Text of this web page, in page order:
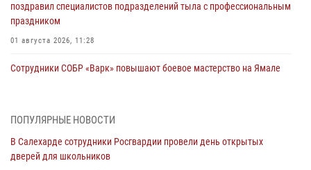
поздравил специалистов подразделений тыла с профессиональным
праздником
01 августа 2026, 11:28
Сотрудники СОБР «Варк» повышают боевое мастерство на Ямале
Офицеры спецназа Росгвардии провели практическое занятие для
29 июля 2026, 10:42
ПОПУЛЯРНЫЕ НОВОСТИ
В Салехарде сотрудники Росгвардии провели день открытых
дверей для школьников